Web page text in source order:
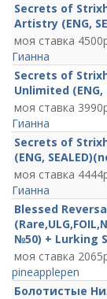
Secrets of
Artistry (ENG,
4500
Гианна
Secrets of
Unlimited (ENG,
3990
Гианна
Secrets of
(ENG,
4444
Гианна
Blessed
№50) + Lurking
2065
pineapplepen
Болотистые